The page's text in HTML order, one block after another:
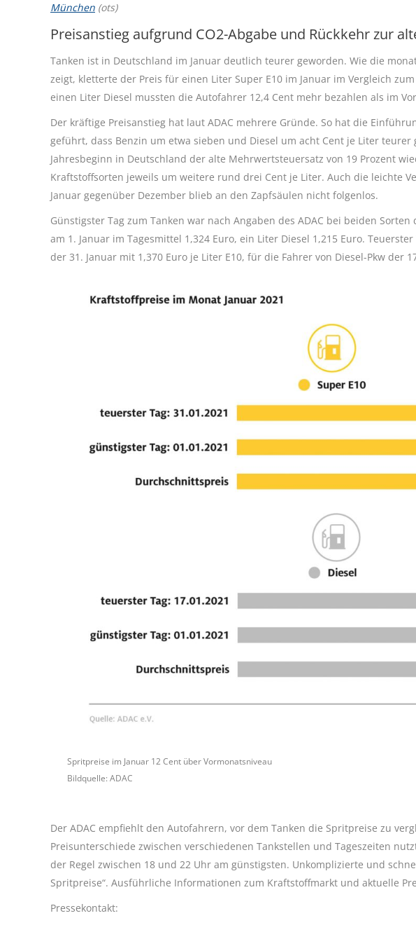
München (ots)
Preisanstieg aufgrund CO2-Abgabe und Rückkehr zur
Tanken ist in Deutschland im Januar deutlich teurer geworden. Wie die
zeigt, kletterte der Preis für einen Liter Super E10 im Januar im Vergleich
einen Liter Diesel mussten die Autofahrer 12,4 Cent mehr bezahlen als im
Der kräftige Preisanstieg hat laut ADAC mehrere Gründe. So hat die
geführt, dass Benzin um etwa sieben und Diesel um acht Cent je Liter
Jahresbeginn in Deutschland der alte Mehrwertsteuersatz von 19 Prozent
Kraftstoffsorten jeweils um weitere rund drei Cent je Liter. Auch die leichte
Januar gegenüber Dezember blieb an den Zapfsäulen nicht folgenlos.
Günstigster Tag zum Tanken war nach Angaben des ADAC bei beiden
am 1. Januar im Tagesmittel 1,324 Euro, ein Liter Diesel 1,215 Euro.
der 31. Januar mit 1,370 Euro je Liter E10, für die Fahrer von Diesel-Pkw der
Spritpreise im Januar 12 Cent über Vormonatsniveau
Bildquelle: ADAC
Der ADAC empfiehlt den Autofahrern, vor dem Tanken die Spritpreise zu
Preisunterschiede zwischen verschiedenen Tankstellen und Tageszeiten
der Regel zwischen 18 und 22 Uhr am günstigsten. Unkomplizierte und
Spritpreise“. Ausführliche Informationen zum Kraftstoffmarkt und aktuelle
Pressekontakt: